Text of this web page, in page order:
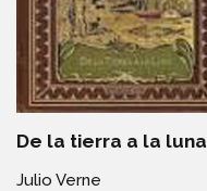
De la tierra a la luna
Julio Verne